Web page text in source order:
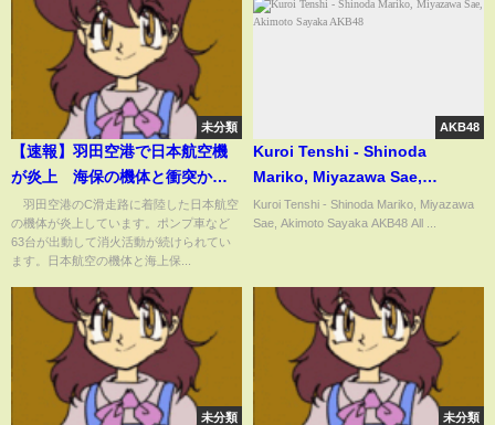
未分類
【速報】羽田空港で日本航空機
が炎上 海保の機体と衝突か
乗客・乗員は全員脱出(2024年1
月2日)
羽田空港のC滑走路に着陸した日本航空
の機体が炎上しています。ポンプ車など
63台が出動して消火活動が続けられてい
ます。日本航空の機体と海上保...
AKB48
Kuroi Tenshi - Shinoda
Mariko, Miyazawa Sae,
Akimoto Sayaka AKB48
Kuroi Tenshi - Shinoda Mariko, Miyazawa
Sae, Akimoto Sayaka AKB48 All ...
未分類 未分類